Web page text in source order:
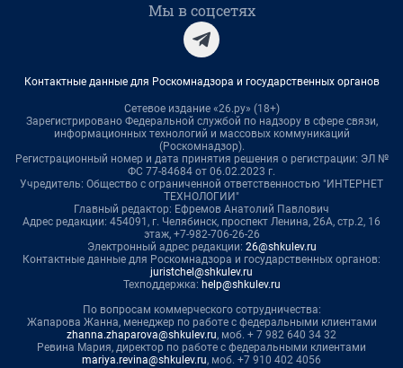
Мы в соцсетях
Контактные данные для Роскомнадзора и государственных органов
Сетевое издание «26.ру» (18+)
Зарегистрировано Федеральной службой по надзору в сфере связи,
информационных технологий и массовых коммуникаций
(Роскомнадзор).
Регистрационный номер и дата принятия решения о регистрации: ЭЛ №
ФС 77-84684 от 06.02.2023 г.
Учредитель: Общество с ограниченной ответственностью "ИНТЕРНЕТ
ТЕХНОЛОГИИ"
Главный редактор: Ефремов Анатолий Павлович
Адрес редакции: 454091, г. Челябинск, проспект Ленина, 26А, стр.2, 16
этаж, +7-982-706-26-26
Электронный адрес редакции: 26@shkulev.ru
Контактные данные для Роскомнадзора и государственных органов:
juristchel@shkulev.ru
Техподдержка: help@shkulev.ru
По вопросам коммерческого сотрудничества:
Жапарова Жанна, менеджер по работе с федеральными клиентами
zhanna.zhaparova@shkulev.ru, моб. + 7 982 640 34 32
Ревина Мария, директор по работе с федеральными клиентами
mariya.revina@shkulev.ru, моб. +7 910 402 4056